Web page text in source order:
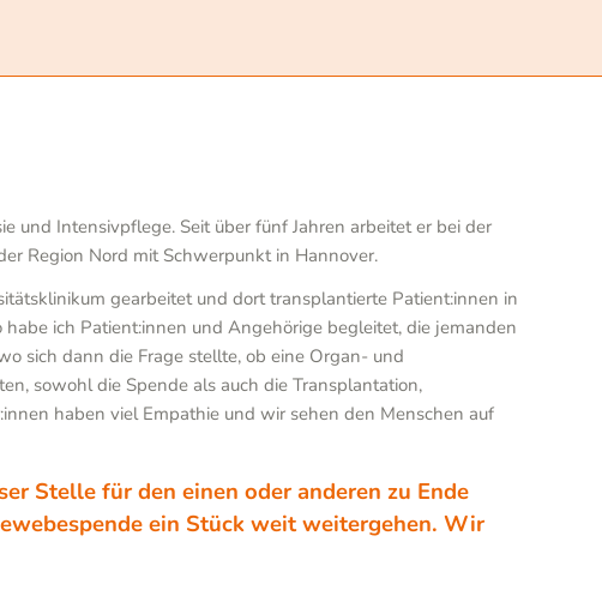
und Intensivpflege. Seit über fünf Jahren arbeitet er bei der
Region Nord mit Schwerpunkt in Hannover.
gearbeitet und dort transplantierte Patient:innen in
ich Patient:innen und Angehörige begleitet, die jemanden
sich dann die Frage stellte, ob eine Organ- und
sowohl die Spende als auch die Transplantation,
haben viel Empathie und wir sehen den Menschen auf
Stelle für den einen oder anderen zu Ende
ein Stück weit weitergehen. Wir